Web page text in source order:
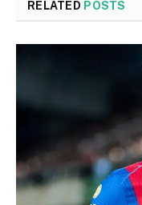
RELATED POSTS